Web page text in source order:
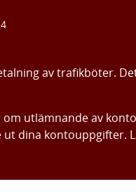
av trafikböter.
utlämnande av
dina kontouppgifter.